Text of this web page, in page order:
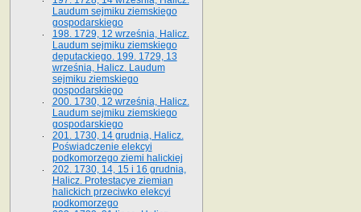
Laudum sejmiku ziemskiego
gospodarskiego
198. 1729, 12 września, Halicz.
Laudum sejmiku ziemskiego
deputackiego. 199. 1729, 13
września, Halicz. Laudum
sejmiku ziemskiego
gospodarskiego
200. 1730, 12 września, Halicz.
Laudum sejmiku ziemskiego
gospodarskiego
201. 1730, 14 grudnia, Halicz.
Poświadczenie elekcyi
podkomorzego ziemi halickiej
202. 1730, 14, 15 i 16 grudnia,
Halicz. Protestacye ziemian
halickich przeciwko elekcyi
podkomorzego